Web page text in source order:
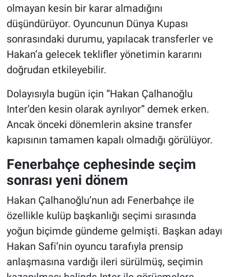
olmayan kesin bir karar almadığını
düşündürüyor. Oyuncunun Dünya Kupası
sonrasındaki durumu, yapılacak transferler ve
Hakan’a gelecek teklifler yönetimin kararını
doğrudan etkileyebilir.
Dolayısıyla bugün için “Hakan Çalhanoğlu
Inter’den kesin olarak ayrılıyor” demek erken.
Ancak önceki dönemlerin aksine transfer
kapısının tamamen kapalı olmadığı görülüyor.
Fenerbahçe cephesinde seçim
sonrası yeni dönem
Hakan Çalhanoğlu’nun adı Fenerbahçe ile
özellikle kulüp başkanlığı seçimi sırasında
yoğun biçimde gündeme gelmişti. Başkan adayı
Hakan Safi’nin oyuncu tarafıyla prensip
anlaşmasına vardığı ileri sürülmüş, seçimin